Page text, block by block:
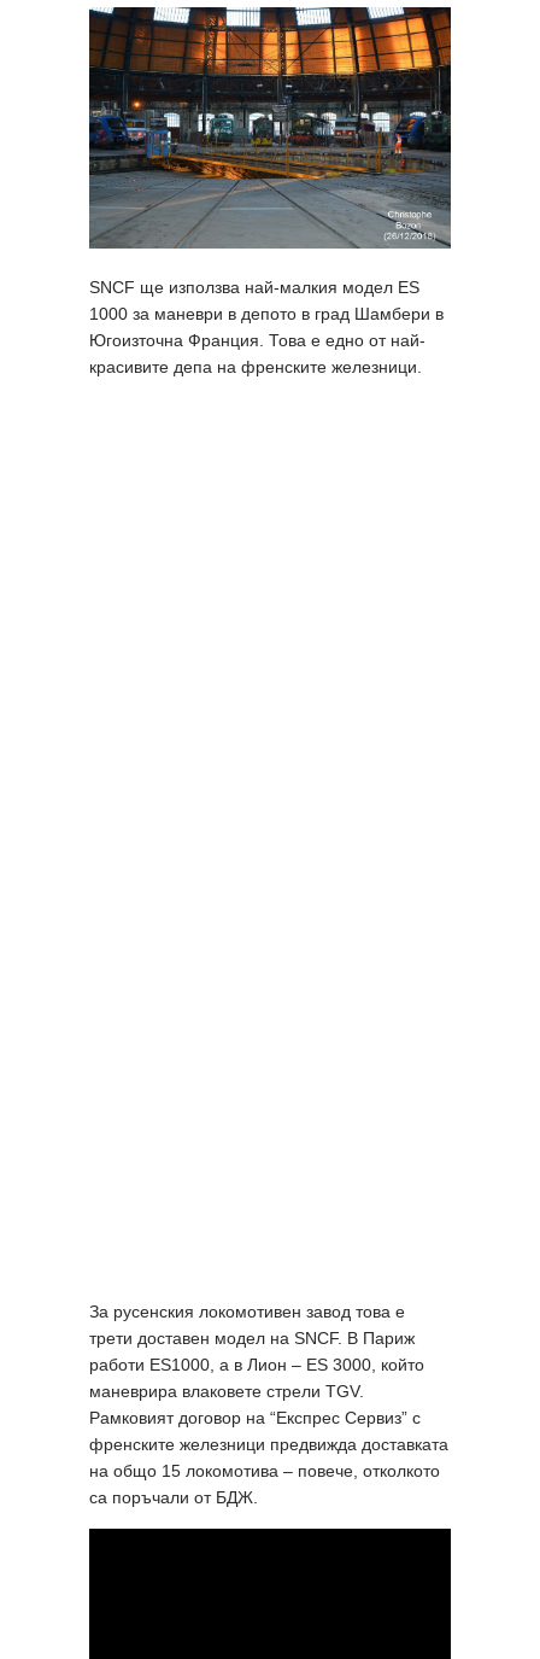
SNCF ще използва най-малкия модел ES
1000 за маневри в депото в град Шамбери в
Югоизточна Франция. Това е едно от най-
красивите депа на френските железници.
За русенския локомотивен завод това е
трети доставен модел на SNCF. В Париж
работи ES1000, а в Лион – ES 3000, който
маневрира влаковете стрели TGV.
Рамковият договор на “Експрес Сервиз” с
френските железници предвижда доставката
на общо 15 локомотива – повече, отколкото
са поръчали от БДЖ.